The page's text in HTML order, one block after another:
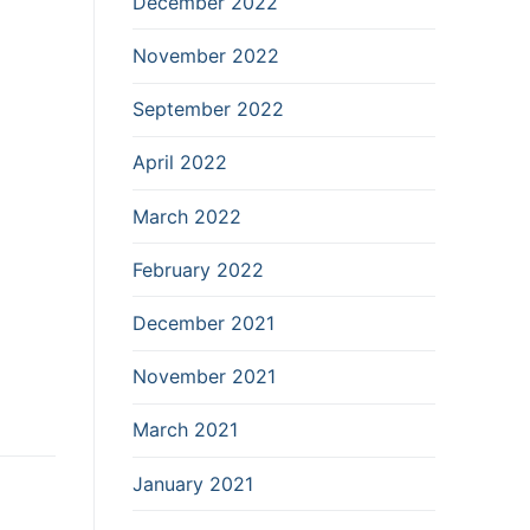
November 2022
September 2022
April 2022
March 2022
February 2022
December 2021
November 2021
March 2021
January 2021